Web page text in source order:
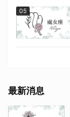
05
最新消息